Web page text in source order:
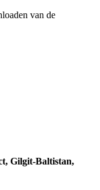
van de
Gilgit-Baltistan,